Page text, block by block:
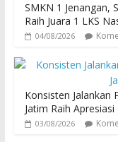
SMKN 1 Jenangan,
Raih Juara 1 LKS
04/08/2026
Konsisten Jalankan
Jatim Raih Apresiasi
03/08/2026